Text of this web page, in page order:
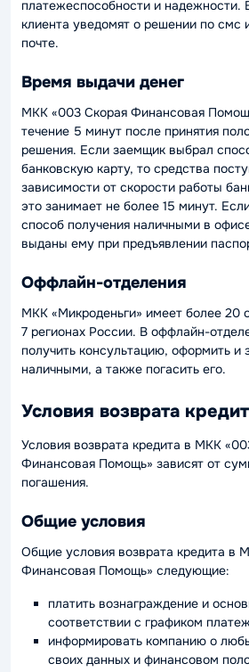
платежеспособности и надежности.
клиента уведомят о решении по смс
почте.
Время выдачи денег
МКК «003 Скорая Финансовая
течение 5 минут после принятия
решения. Если заемщик выбрал
банковскую карту, то средства
зависимости от скорости работы
это занимает не более 15 минут.
способ получения наличными в
выданы ему при предъявлении
Оффлайн-отделения
МКК «Микроденьги» имеет более 20
7 регионах России. В оффлайн-
получить консультацию, оформить и
наличными, а также погасить его.
Условия возврата
Условия возврата кредита в МКК
Финансовая Помощь» зависят от
погашения.
Общие условия
Общие условия возврата кредита в
Финансовая Помощь» следующие:
платить вознаграждение и
соответствии с графиком
информировать компанию о
своих данных и финансовом